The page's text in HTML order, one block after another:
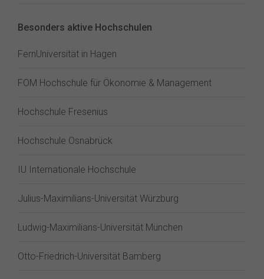
Besonders aktive Hochschulen
FernUniversität in Hagen
FOM Hochschule für Ökonomie & Management
Hochschule Fresenius
Hochschule Osnabrück
IU Internationale Hochschule
Julius-Maximilians-Universität Würzburg
Ludwig-Maximilians-Universität München
Otto-Friedrich-Universität Bamberg